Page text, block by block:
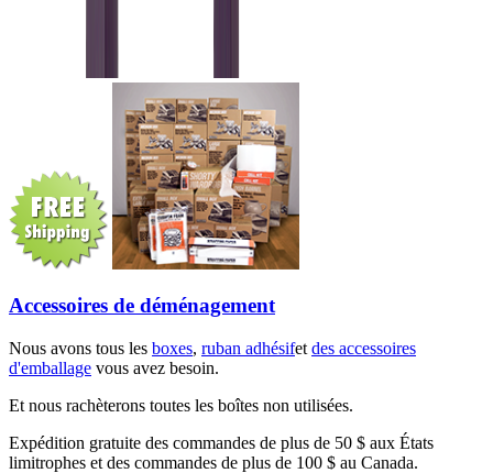
Accessoires de déménagement
Nous avons tous les boxes, ruban adhésifet des accessoires
d'emballage vous avez besoin.
Et nous rachèterons toutes les boîtes non utilisées.
Expédition gratuite des commandes de plus de 50 $ aux États
limitrophes et des commandes de plus de 100 $ au Canada.